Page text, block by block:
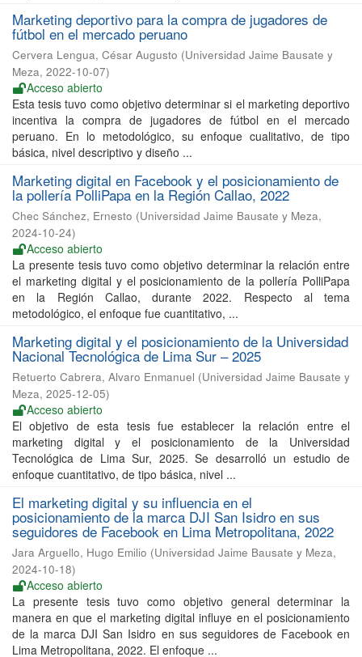
Marketing deportivo para la compra de jugadores de
fútbol en el mercado peruano
Cervera Lengua, César Augusto (Universidad Jaime Bausate y
Meza, 2022-10-07)
Acceso abierto
Esta tesis tuvo como objetivo determinar si el marketing deportivo
incentiva la compra de jugadores de fútbol en el mercado
peruano. En lo metodológico, su enfoque cualitativo, de tipo
básica, nivel descriptivo y diseño ...
Marketing digital en Facebook y el posicionamiento de
la pollería PolliPapa en la Región Callao, 2022
Chec Sánchez, Ernesto (Universidad Jaime Bausate y Meza,
2024-10-24)
Acceso abierto
La presente tesis tuvo como objetivo determinar la relación entre
el marketing digital y el posicionamiento de la pollería PolliPapa
en la Región Callao, durante 2022. Respecto al tema
metodológico, el enfoque fue cuantitativo, ...
Marketing digital y el posicionamiento de la Universidad
Nacional Tecnológica de Lima Sur – 2025
Retuerto Cabrera, Alvaro Enmanuel (Universidad Jaime Bausate y
Meza, 2025-12-05)
Acceso abierto
El objetivo de esta tesis fue establecer la relación entre el
marketing digital y el posicionamiento de la Universidad
Tecnológica de Lima Sur, 2025. Se desarrolló un estudio de
enfoque cuantitativo, de tipo básica, nivel ...
El marketing digital y su influencia en el
posicionamiento de la marca DJI San Isidro en sus
seguidores de Facebook en Lima Metropolitana, 2022
Jara Arguello, Hugo Emilio (Universidad Jaime Bausate y Meza,
2024-10-18)
Acceso abierto
La presente tesis tuvo como objetivo general determinar la
manera en que el marketing digital influye en el posicionamiento
de la marca DJI San Isidro en sus seguidores de Facebook en
Lima Metropolitana, 2022. El enfoque ...